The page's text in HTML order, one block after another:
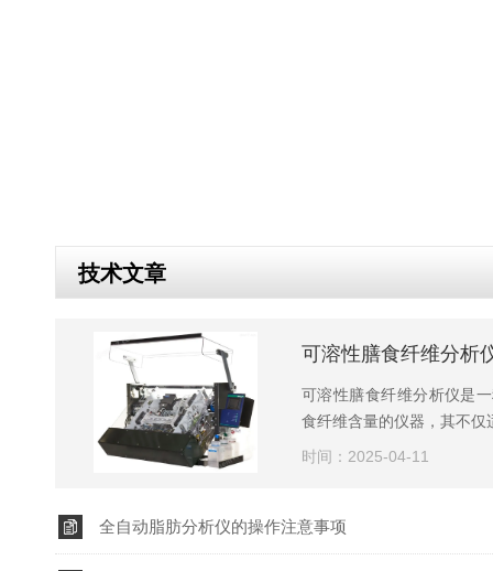
技术文章
可溶性膳食纤维分析
可溶性膳食纤维分析仪是
食纤维含量的仪器，其不仅
时间：2025-04-11
全自动脂肪分析仪的操作注意事项